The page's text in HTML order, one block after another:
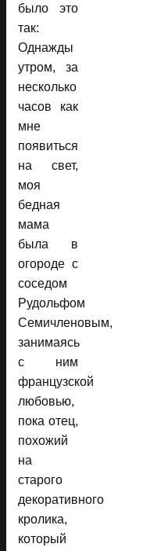
было это
так:
Однажды
утром, за
несколько
часов как
мне
появиться
на свет,
моя
бедная
мама
была в
огороде с
соседом
Рудольфом
Семичленовым,
занимаясь
с ним
французской
любовью,
пока отец,
похожий
на
старого
декоративного
кролика,
который